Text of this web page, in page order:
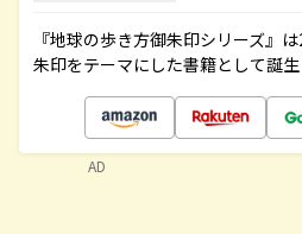
『地球の歩き方御朱印シリーズ』
朱印をテーマにした書籍として誕生
AD